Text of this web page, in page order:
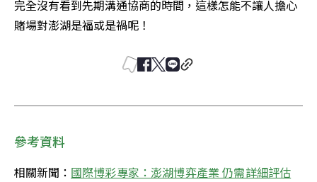
完全沒有看到先期溝通協商的時間，這樣怎能不讓人擔心
賭場對澎湖是福或是禍呢！
參考資料
相關新聞： 國際博彩專家：澎湖博弈產業 仍需詳細評估